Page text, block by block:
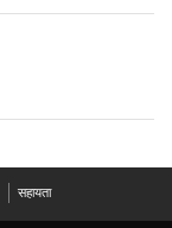
सहायता